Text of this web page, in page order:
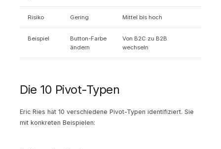
Risiko Gering Mittel bis hoch
Beispiel
Button-Farbe
ändern
Von B2C zu B2B
wechseln
Die 10 Pivot-Typen
Eric Ries hat 10 verschiedene Pivot-Typen identifiziert. Sie
mit konkreten Beispielen: